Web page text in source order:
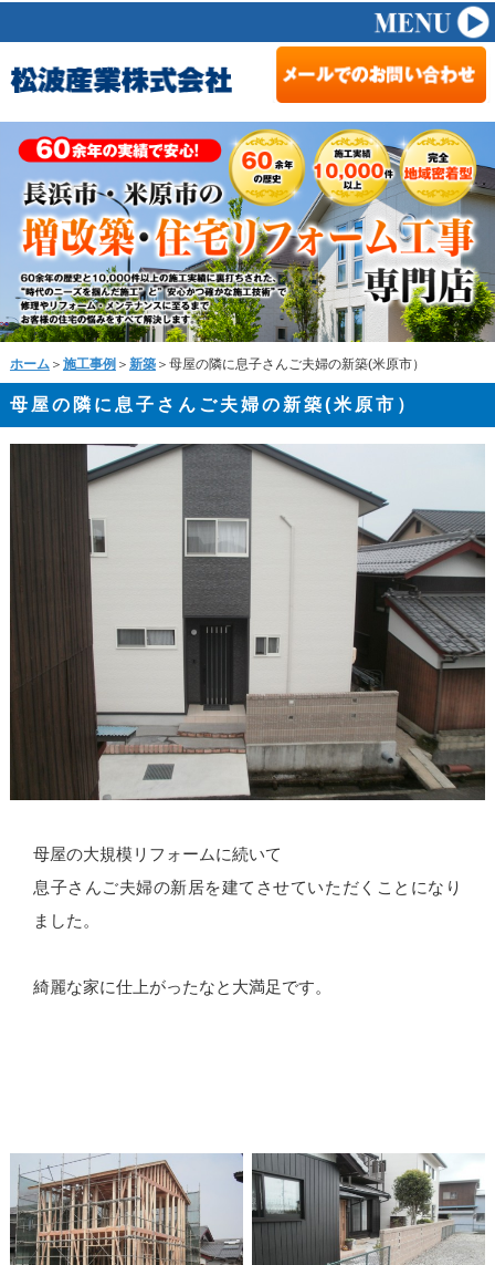
ホーム ＞ 施工事例 ＞ 新築＞母屋の隣に息子さんご夫婦の新築(米原市）
母屋の隣に息子さんご夫婦の新築(米原市）
母屋の大規模リフォームに続いて
息子さんご夫婦の新居を建てさせていただくことになり
ました。
綺麗な家に仕上がったなと大満足です。